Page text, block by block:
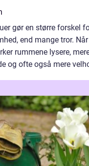
gør en større forskel
end mange tror.
rummene lysere,
og ofte også mere